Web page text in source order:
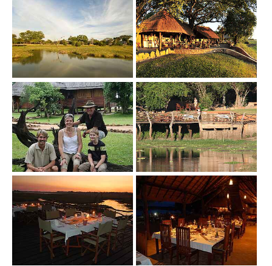
Show larger version Show larger version
Show larger version Show larger version